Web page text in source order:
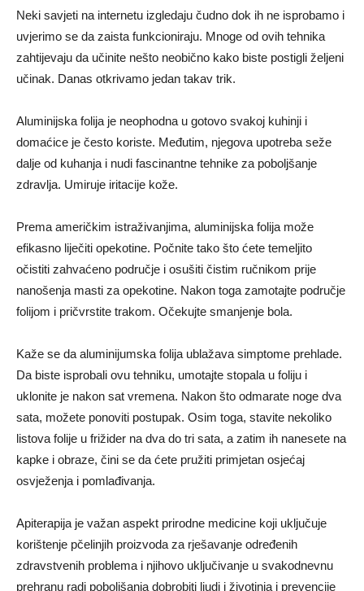
Neki savjeti na internetu izgledaju čudno dok ih ne isprobamo i
uvjerimo se da zaista funkcioniraju. Mnoge od ovih tehnika
zahtijevaju da učinite nešto neobično kako biste postigli željeni
učinak. Danas otkrivamo jedan takav trik.
Aluminijska folija je neophodna u gotovo svakoj kuhinji i
domaćice je često koriste. Međutim, njegova upotreba seže
dalje od kuhanja i nudi fascinantne tehnike za poboljšanje
zdravlja. Umiruje iritacije kože.
Prema američkim istraživanjima, aluminijska folija može
efikasno liječiti opekotine. Počnite tako što ćete temeljito
očistiti zahvaćeno područje i osušiti čistim ručnikom prije
nanošenja masti za opekotine. Nakon toga zamotajte područje
folijom i pričvrstite trakom. Očekujte smanjenje bola.
Kaže se da aluminijumska folija ublažava simptome prehlade.
Da biste isprobali ovu tehniku, umotajte stopala u foliju i
uklonite je nakon sat vremena. Nakon što odmarate noge dva
sata, možete ponoviti postupak. Osim toga, stavite nekoliko
listova folije u frižider na dva do tri sata, a zatim ih nanesete na
kapke i obraze, čini se da ćete pružiti primjetan osjećaj
osvježenja i pomlađivanja.
Apiterapija je važan aspekt prirodne medicine koji uključuje
korištenje pčelinjih proizvoda za rješavanje određenih
zdravstvenih problema i njihovo uključivanje u svakodnevnu
prehranu radi poboljšanja dobrobiti ljudi i životinja i prevencije